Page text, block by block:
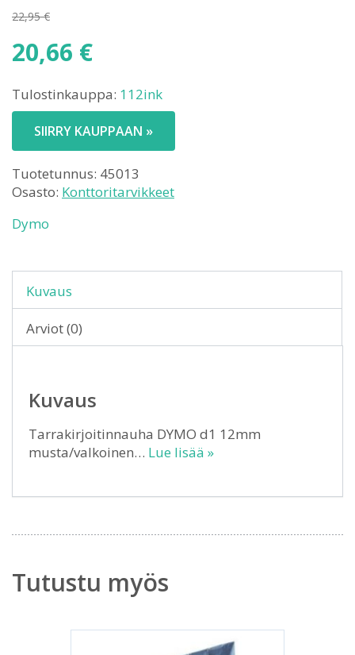
22,95€
Alkuperäinen
hinta
22,95 €.
20,66 €
hinta
on:
20,66 €.
Tulostinkauppa: 112ink
SIIRRY KAUPPAAN »
Tuotetunnus: 45013
Osasto: Konttoritarvikkeet
Dymo
Kuvaus
Arviot (0)
Kuvaus
Tarrakirjoitinnauha DYMO d1 12mm
musta/valkoinen… Lue lisää »
Tutustu myös